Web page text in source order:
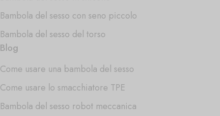
Bambola del sesso con seno piccolo
Bambola del sesso del torso
Blog
Come usare una bambola del sesso
Come usare lo smacchiatore TPE
Bambola del sesso robot meccanica